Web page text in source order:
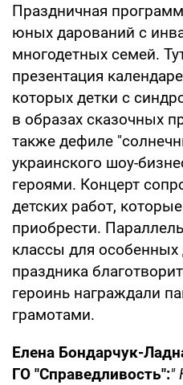
Праздничная
юных дарований с
многодетных семей.
презентация
которых детки с
в образах сказочных
также дефиле
украинского шоу-
героями. Концерт
детских работ,
приобрести.
классы для особенных
праздника
героинь награждали
грамотами.
Елена Бондарчук-
ГО "Справедливость":"